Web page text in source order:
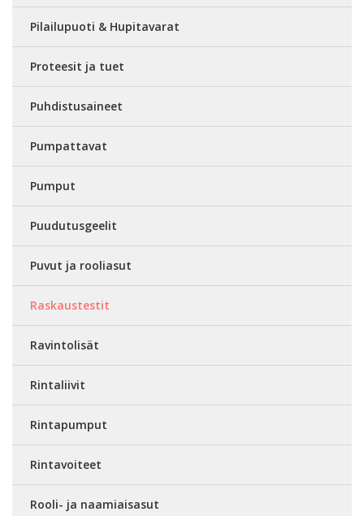
Pilailupuoti & Hupitavarat
Proteesit ja tuet
Puhdistusaineet
Pumpattavat
Pumput
Puudutusgeelit
Puvut ja rooliasut
Raskaustestit
Ravintolisät
Rintaliivit
Rintapumput
Rintavoiteet
Rooli- ja naamiaisasut